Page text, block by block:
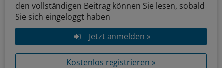
den vollständigen Beitrag können Sie lesen, sobald
Sie sich eingeloggt haben.
Jetzt anmelden »
Kostenlos registrieren »